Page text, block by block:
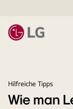
Hilfreiche Tipps
Wie man